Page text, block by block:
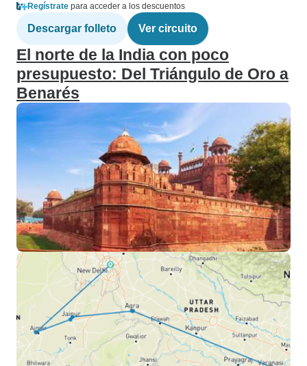
Regístrate para acceder a los descuentos
Descargar folleto Ver circuito
El norte de la India con poco
presupuesto: Del Triángulo de Oro a
Benarés